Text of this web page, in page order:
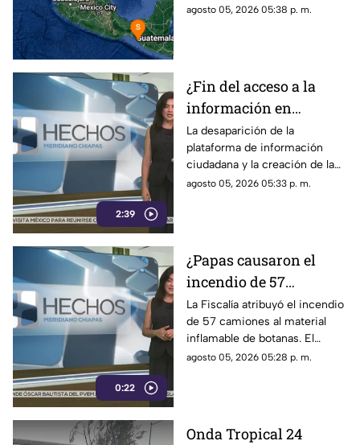
Ciudad Hidalgo, Chiapas. Aquí
agosto 05, 2026 05:38 p. m.
2:39
¿Fin del acceso a la
información en
México? Creación de la
Agencia de
Transformación Digital
controlará todo a modo
La desaparición de la
plataforma de información
ciudadana y la creación de la
Agencia de Transformación
agosto 05, 2026 05:33 p. m.
0:22
¿Papas causaron el
incendio de 57
camiones en
Tamaulipas? La
polémica explicación
de las autoridades que
La Fiscalía atribuyó el incendio
de 57 camiones al material
inflamable de botanas. El
dictamen oficial genera
agosto 05, 2026 05:28 p. m.
Onda Tropical 24